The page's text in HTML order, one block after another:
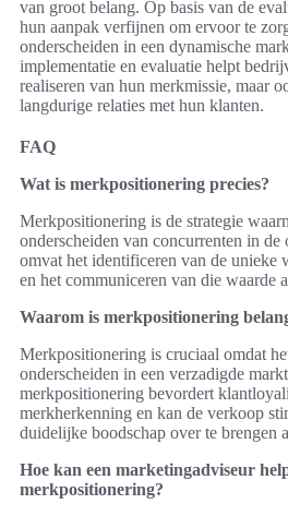
van groot belang. Op basis van de
hun aanpak verfijnen om ervoor te
onderscheiden in een dynamische
implementatie en evaluatie helpt
realiseren van hun merkmissie, maar
langdurige relaties met hun klanten.
FAQ
Wat is merkpositionering precies?
Merkpositionering is de strategie
onderscheiden van concurrenten in
omvat het identificeren van de unieke
en het communiceren van die waarde
Waarom is merkpositionering
Merkpositionering is cruciaal omdat
onderscheiden in een verzadigde
merkpositionering bevordert
merkherkenning en kan de verkoop
duidelijke boodschap over te brengen
Hoe kan een marketingadviseur
merkpositionering?